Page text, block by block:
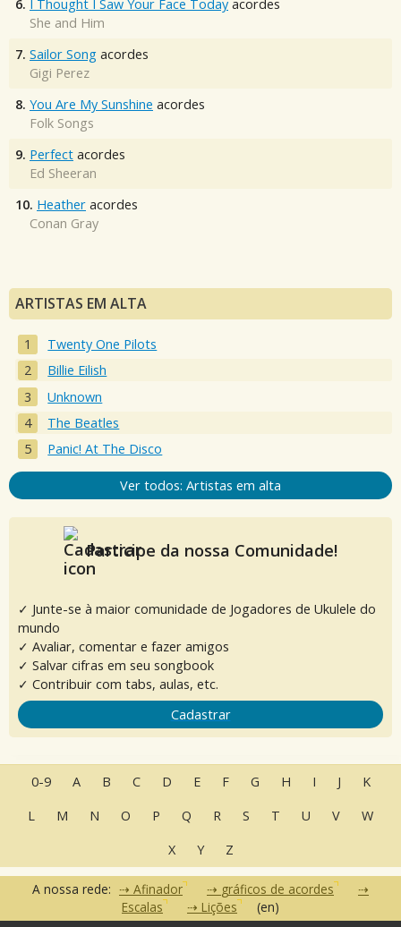
6. I Thought I Saw Your Face Today acordes
She and Him
7. Sailor Song acordes
Gigi Perez
8. You Are My Sunshine acordes
Folk Songs
9. Perfect acordes
Ed Sheeran
10. Heather acordes
Conan Gray
ARTISTAS EM ALTA
Twenty One Pilots
Billie Eilish
Unknown
The Beatles
Panic! At The Disco
Ver todos: Artistas em alta
Participe da nossa Comunidade!
✓ Junte-se à maior comunidade de Jogadores de Ukulele do
mundo
✓ Avaliar, comentar e fazer amigos
✓ Salvar cifras em seu songbook
✓ Contribuir com tabs, aulas, etc.
Cadastrar
0-9 A B C D E F G H I J
K
L
M N O P Q R S T U V
W
X
Y Z
A nossa rede: Afinador
gráficos de acordes
Escalas
Lições (en)